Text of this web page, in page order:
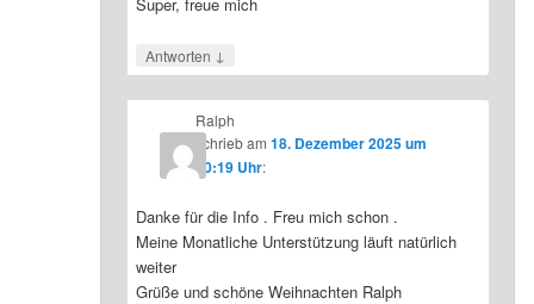
Super, freue mich
Antworten ↓
Ralph
schriebam 18. Dezember 2025 um
10:19 Uhr:
Danke für die Info . Freu mich schon .
Meine Monatliche Unterstützung läuft natürlich
weiter
Grüße und schöne Weihnachten Ralph